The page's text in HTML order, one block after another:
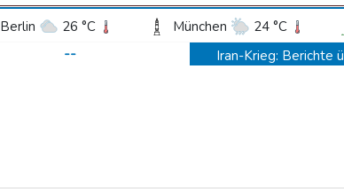
Berlin 26 °C München 24 °C
Frankfurt am Main
Potsdam
--
Iran-Krieg: Berichte
Niedrigwasser:
Kritik von